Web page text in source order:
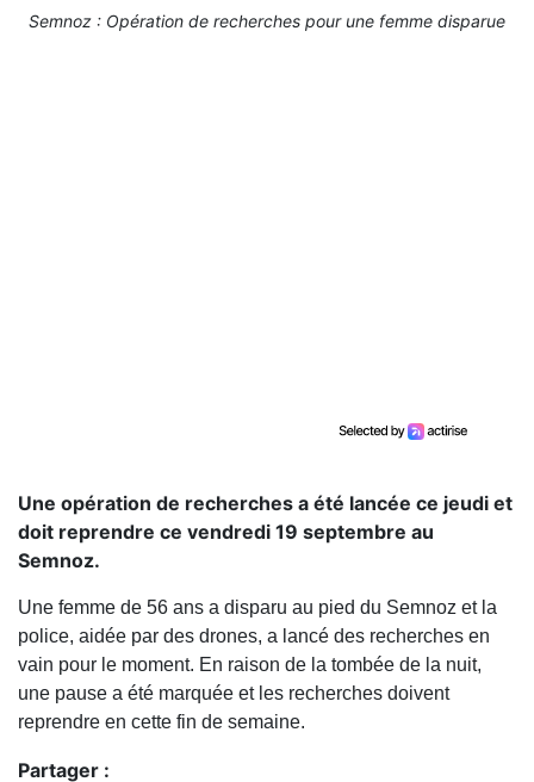
Semnoz : Opération de recherches pour une femme disparue
Une opération de recherches a été lancée ce jeudi et
doit reprendre ce vendredi 19 septembre au
Semnoz.
Une femme de 56 ans a disparu au pied du Semnoz et la
police, aidée par des drones, a lancé des recherches en
vain pour le moment. En raison de la tombée de la nuit,
une pause a été marquée et les recherches doivent
reprendre en cette fin de semaine.
Partager :